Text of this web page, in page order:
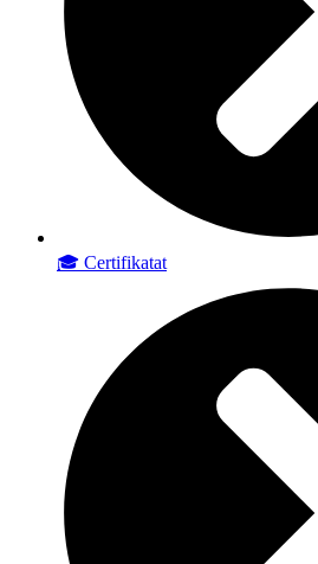
🎓 Certifikatat